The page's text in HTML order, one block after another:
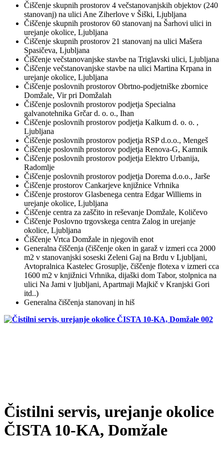
Čiščenje skupnih prostorov 4 večstanovanjskih objektov (240
stanovanj) na ulici Ane Ziherlove v Šiški, Ljubljana
Čiščenje skupnih prostorov 60 stanovanj na Šarhovi ulici in
urejanje okolice, Ljubljana
Čiščenje skupnih prostorov 21 stanovanj na ulici Mašera
Spasičeva, Ljubljana
Čiščenje večstanovanjske stavbe na Triglavski ulici, Ljubljana
Čiščenje večstanovanjske stavbe na ulici Martina Krpana in
urejanje okolice, Ljubljana
Čiščenje poslovnih prostorov Obrtno-podjetniške zbornice
Domžale, Vir pri Domžalah
Čiščenje poslovnih prostorov podjetja Specialna
galvanotehnika Grčar d. o. o., Ihan
Čiščenje poslovnih prostorov podjetja Kalkum d. o. o. ,
Ljubljana
Čiščenje poslovnih prostorov podjetja RSP d.o.o., Mengeš
Čiščenje poslovnih prostorov podjetja Renova-G, Kamnik
Čiščenje poslovnih prostorov podjetja Elektro Urbanija,
Radomlje
Čiščenje poslovnih prostorov podjetja Dorema d.o.o., Jarše
Čiščenje prostorov Cankarjeve knjižnice Vrhnika
Čiščenje prostorov Glasbenega centra Edgar Williems in
urejanje okolice, Ljubljana
Čiščenje centra za zaščito in reševanje Domžale, Količevo
Čiščenje Poslovno trgovskega centra Zalog in urejanje
okolice, Ljubljana
Čiščenje Vrtca Domžale in njegovih enot
Generalna čiščenja (čiščenje oken in garaž v izmeri cca 2000
m2 v stanovanjski soseski Zeleni Gaj na Brdu v Ljubljani,
Avtopralnica Kastelec Grosuplje, čiščenje flotexa v izmeri cca
1600 m2 v knjižnici Vrhnika, dijaški dom Tabor, stolpnica na
ulici Na Jami v ljubljani, Apartmaji Majkič v Kranjski Gori
itd..)
Generalna čiščenja stanovanj in hiš
Čistilni servis, urejanje okolice
ČISTA 10-KA, Domžale